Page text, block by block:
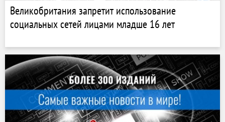
Великобритания запретит использование
социальных сетей лицами младше 16 лет